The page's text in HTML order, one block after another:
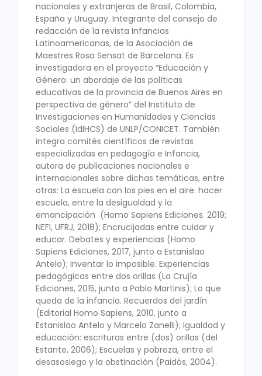
nacionales y extranjeras de Brasil, Colombia,
España y Uruguay. Integrante del consejo de
redacción de la revista Infancias
Latinoamericanas, de la Asociación de
Maestres Rosa Sensat de Barcelona. Es
investigadora en el proyecto “Educación y
Género: un abordaje de las políticas
educativas de la provincia de Buenos Aires en
perspectiva de género” del Instituto de
Investigaciones en Humanidades y Ciencias
Sociales (IdIHCS) de UNLP/CONICET. También
integra comités científicos de revistas
especializadas en pedagogía e Infancia,
autora de publicaciones nacionales e
internacionales sobre dichas temáticas, entre
otras: La escuela con los pies en el aire: hacer
escuela, entre la desigualdad y la
emancipación (Homo Sapiens Ediciones. 2019;
NEFI, UFRJ, 2018); Encrucijadas entre cuidar y
educar. Debates y experiencias (Homo
Sapiens Ediciones, 2017, junto a Estanislao
Antelo); Inventar lo imposible. Experiencias
pedagógicas entre dos orillas (La Crujía
Ediciones, 2015, junto a Pablo Martinis); Lo que
queda de la infancia. Recuerdos del jardín
(Editorial Homo Sapiens, 2010, junto a
Estanislao Antelo y Marcelo Zanelli); Igualdad y
educación: escrituras entre (dos) orillas (del
Estante, 2006); Escuelas y pobreza, entre el
desasosiego y la obstinación (Paidós, 2004).